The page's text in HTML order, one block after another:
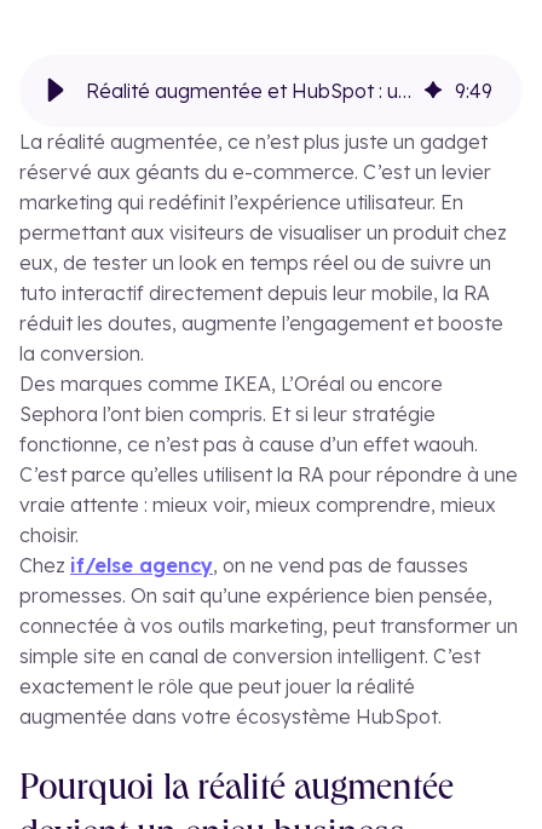
Réalité augmentée et HubSpot : une nouvelle façon d'engager et convertir 9:49
La réalité augmentée, ce n’est plus juste un gadget
réservé aux géants du e-commerce. C’est un levier
marketing qui redéfinit l’expérience utilisateur. En
permettant aux visiteurs de visualiser un produit chez
eux, de tester un look en temps réel ou de suivre un
tuto interactif directement depuis leur mobile, la RA
réduit les doutes, augmente l’engagement et booste
la conversion.
Des marques comme IKEA, L’Oréal ou encore
Sephora l’ont bien compris. Et si leur stratégie
fonctionne, ce n’est pas à cause d’un effet waouh.
C’est parce qu’elles utilisent la RA pour répondre à une
vraie attente : mieux voir, mieux comprendre, mieux
choisir.
Chez if/else agency, on ne vend pas de fausses
promesses. On sait qu’une expérience bien pensée,
connectée à vos outils marketing, peut transformer un
simple site en canal de conversion intelligent. C’est
exactement le rôle que peut jouer la réalité
augmentée dans votre écosystème HubSpot.
Pourquoi la réalité augmentée